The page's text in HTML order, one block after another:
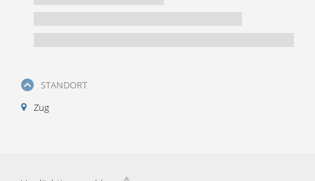
STANDORT
Zug